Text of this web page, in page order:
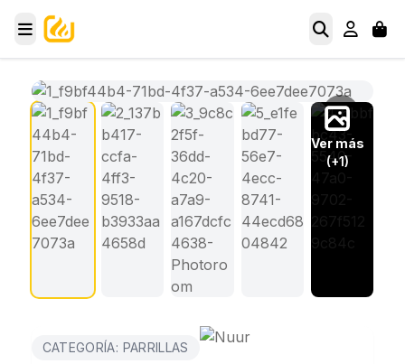
Ver más
(+1)
CATEGORÍA: PARRILLAS